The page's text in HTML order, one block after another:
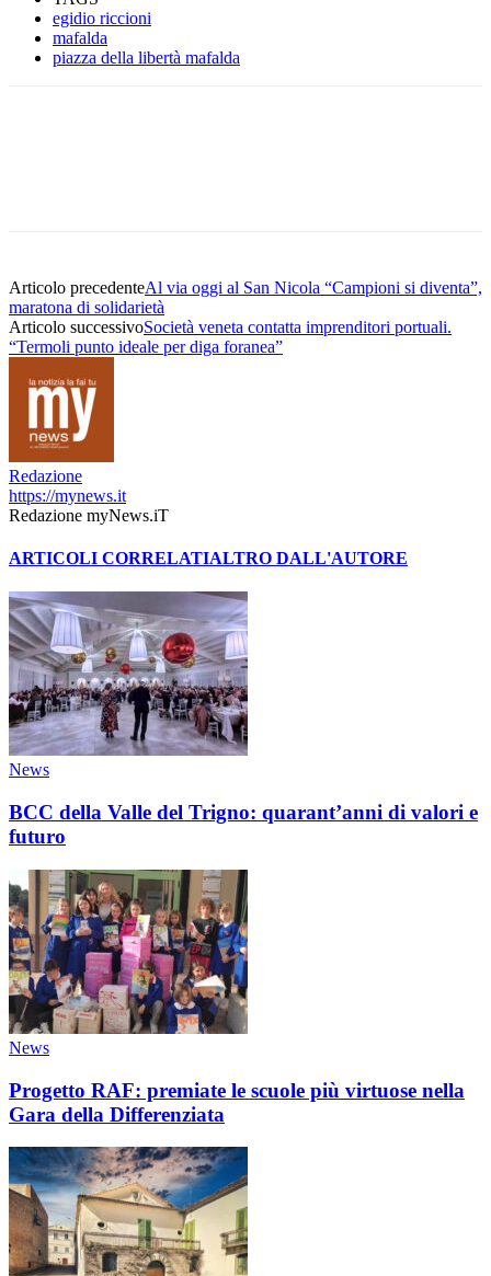
egidio riccioni
mafalda
piazza della libertà mafalda
Articolo precedenteAl via oggi al San Nicola “Campioni si diventa”,
maratona di solidarietà
Articolo successivoSocietà veneta contatta imprenditori portuali.
“Termoli punto ideale per diga foranea”
Redazione
https://mynews.it
Redazione myNews.iT
ARTICOLI CORRELATIALTRO DALL'AUTORE
News
BCC della Valle del Trigno: quarant’anni di valori e
futuro
News
Progetto RAF: premiate le scuole più virtuose nella
Gara della Differenziata